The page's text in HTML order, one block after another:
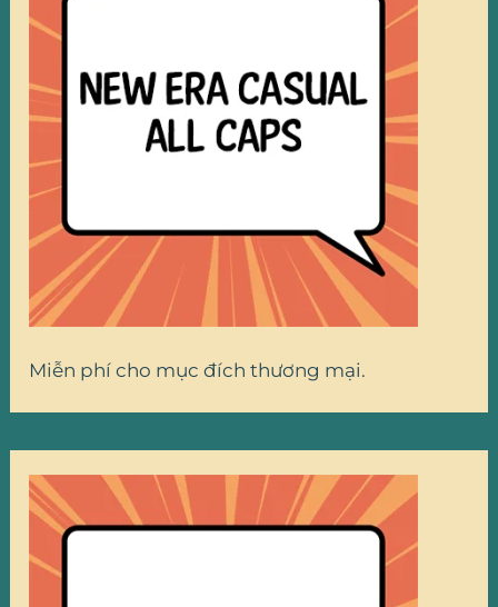
Miễn phí cho mục đích thương mại.